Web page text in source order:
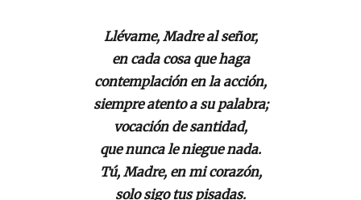
Llévame, Madre al señor,
en cada cosa que haga
contemplación en la acción,
siempre atento a su palabra;
vocación de santidad,
que nunca le niegue nada.
Tú, Madre, en mi corazón,
solo sigo tus pisadas.